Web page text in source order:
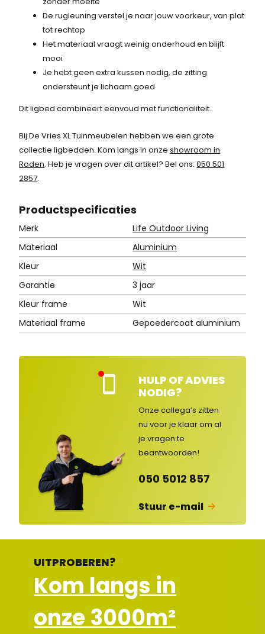
1
,
De rugleuning verstel je naar jouw voorkeur, van plat
tot rechtop
Het materiaal vraagt weinig onderhoud en blijft
mooi
Je hebt geen extra kussen nodig, de zitting
ondersteunt je lichaam goed
Dit ligbed combineert eenvoud met functionaliteit.
Bij De Vries XL Tuinmeubelen hebben we een grote
collectie ligbedden. Kom langs in onzeshowroom in
Roden. Heb je vragen over dit artikel? Bel ons:050 501
2857.
Productspecificaties
Merk
Life Outdoor Living
Materiaal
Aluminium
Kleur
Wit
Garantie
3 jaar
Kleur frame
Wit
Materiaal frame
Gepoedercoat aluminium
nte
en
HULP OF ADVIES
NODIG?
Onze collega’s zitten
nu voor je klaar om al
je vragen te
beantwoorden!
050 5012 857
Stuur e-mail
UITPROBEREN?
Kom langs in
onze 3000m²